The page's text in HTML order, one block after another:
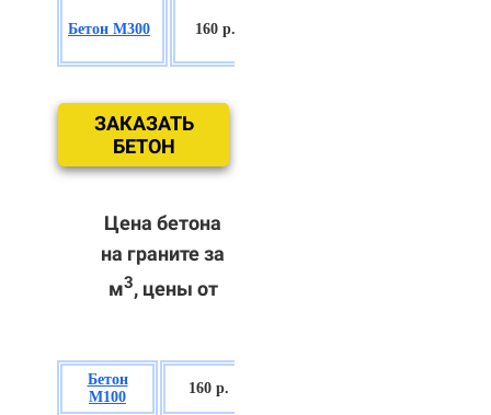
Бетон М300 160 р.
ЗАКАЗАТЬ
БЕТОН
Цена бетона
на граните за
м3, цены от
Бетон
М100
160 р.